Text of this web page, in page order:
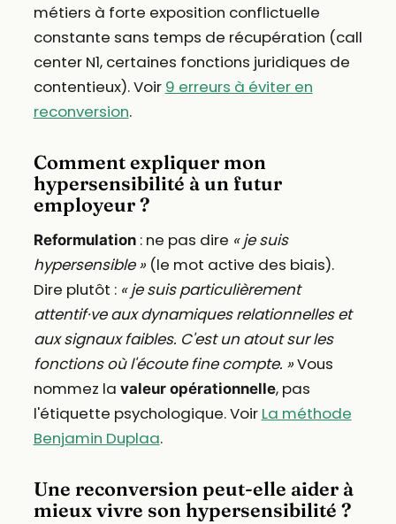
métiers à forte exposition conflictuelle
constante sans temps de récupération (call
center N1, certaines fonctions juridiques de
contentieux). Voir 9 erreurs à éviter en
reconversion.
Comment expliquer mon
hypersensibilité à un futur
employeur ?
Reformulation: ne pas dire « je suis
hypersensible »(le mot active des biais).
Dire plutôt : « je suis particulièrement
attentif·ve aux dynamiques relationnelles et
aux signaux faibles. C'est un atout sur les
fonctions où l'écoute fine compte. »Vous
nommez la valeur opérationnelle, pas
l'étiquette psychologique. Voir La méthode
Benjamin Duplaa.
Une reconversion peut-elle aider à
mieux vivre son hypersensibilité ?